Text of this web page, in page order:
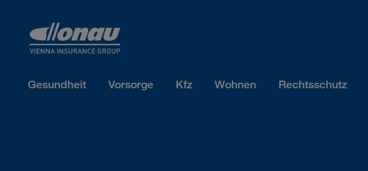
Gesundheit Vorsorge Kfz Wohnen Rechtsschutz